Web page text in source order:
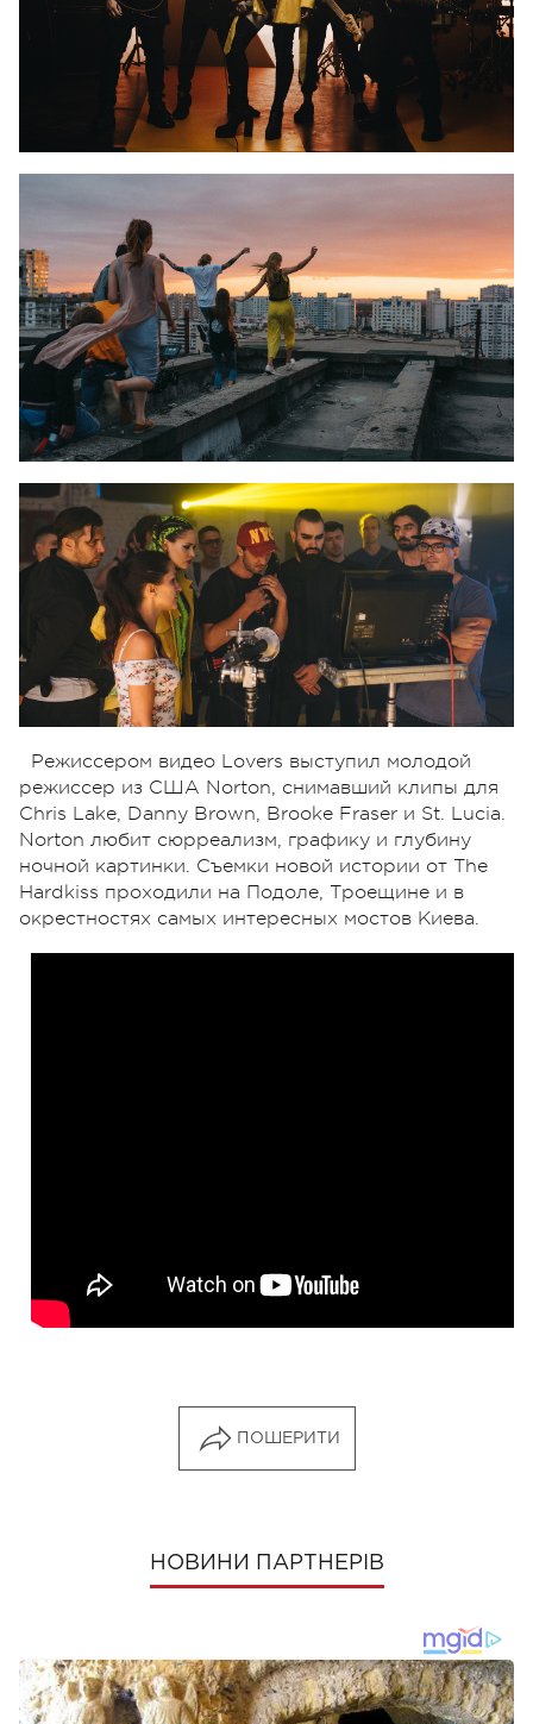
Режиссером видео Lovers выступил молодой
режиссер из США Norton, снимавший клипы для
Chris Lake, Danny Brown, Brooke Fraser и St. Lucia.
Norton любит сюрреализм, графику и глубину
ночной картинки. Съемки новой истории от The
Hardkiss проходили на Подоле, Троещине и в
окрестностях самых интересных мостов Киева.
ПОШЕРИТИ
НОВИНИ ПАРТНЕРІВ